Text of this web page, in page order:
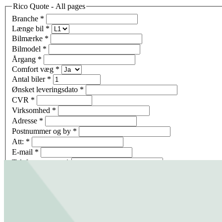
Rico Quote - All pages
Branche *
Længe bil *
Bilmærke *
Bilmodel *
Årgang *
Comfort væg *
Antal biler *
Ønsket leveringsdato *
CVR *
Virksomhed *
Adresse *
Postnummer og by *
Att: *
E-mail *
Telefon nummer*